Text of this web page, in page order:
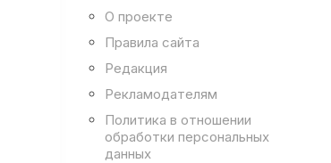
О проекте
Правила сайта
Редакция
Рекламодателям
Политика в отношении
обработки персональных
данных